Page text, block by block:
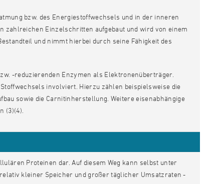
bzw. des Energiestoffwechsels und in der inneren
zahlreichen Einzelschritten aufgebaut und wird von einem
und nimmt hierbei durch seine Fähigkeit des
-reduzierenden Enzymen als Elektronenüberträger.
involviert. Hierzu zählen beispielsweise die
sowie die Carnitinherstellung. Weitere eisenabhängige
(3)(4).
Proteinen dar. Auf diesem Weg kann selbst unter
kleiner Speicher und großer täglicher Umsatzraten -